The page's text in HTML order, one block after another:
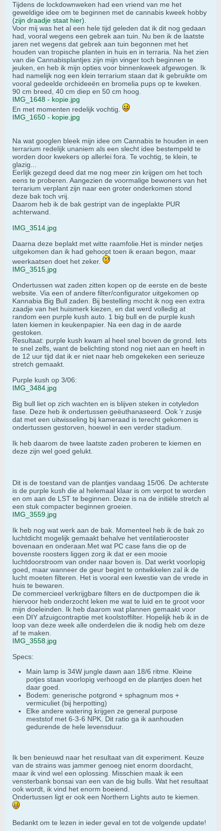
Tijdens de lockdownweken had een vriend van me het
geweldige idee om te beginnen met de cannabis kweek hobby
(zijn draadje staat hier)
Voor mij was het al een hele tijd geleden dat ik dit nog gedaan
had, vooral wegens een gebrek aan tuin. Nu ben ik de laatste
jaren net wegens dat gebrek aan tuin begonnen met het
houden van tropische planten in huis en in terraria. Na het zien
van die Cannabisplantjes zijn mijn vinger toch beginnen te
jeuken, en heb ik mijn opties voor binnenkweek afgewogen. Ik
had namelijk nog een klein terrarium staan dat ik gebruikte om
vooral gedeelde orchideeën en bromelia pups op te kweken.
90 cm breed, 40 cm diep en 50 cm hoog.
IMG_1648 - kopie.jpg
En met momenten redelijk vochtig.
IMG_1650 - kopie.jpg
Na wat googlen bleek mijn idee om Cannabis te houden in een
terrarium redelijk unaniem als een slecht idee bestempeld te
worden door kwekers op allerlei fora. Te vochtig, te klein, te
glazig...
Eerlijk gezegd deed dat me nog meer zin krijgen om het toch
eens te proberen. Aangezien de voormalige bewoners van het
terrarium verplant zijn naar een groter onderkomen stond
deze bak toch vrij.
Daarom heb ik de bak gestript van de ingeplakte PUR
achterwand.
IMG_3514.jpg
Daarna deze beplakt met witte raamfolie.Het is minder netjes
uitgekomen dan ik had gehoopt toen ik eraan begon, maar
weerkaatsen doet het zeker.
IMG_3515.jpg
Ondertussen wat zaden zitten kopen op de eerste en de beste
website. Via een of andere filter/configurator uitgekomen op
Kannabia Big Bull zaden. Bij bestelling mocht ik nog een extra
zaadje van het huismerk kiezen, en dat werd volledig at
random een purple kush auto. 1 big bull en de purple kush
laten kiemen in keukenpapier. Na een dag in de aarde
gestoken.
Resultaat: purple kush kwam al heel snel boven de grond. Iets
te snel zelfs, want de belichting stond nog niet aan en heeft in
de 12 uur tijd dat ik er niet naar heb omgekeken een serieuze
stretch gemaakt.
Purple kush op 3/06:
IMG_3484.jpg
Big bull liet op zich wachten en is blijven steken in cotyledon
fase. Deze heb ik ondertussen geëuthanaseerd. Ook 'r zusje
dat met een uitwisseling bij kameraad is terecht gekomen is
ondertussen gestorven, hoewel in een verder stadium.
Ik heb daarom de twee laatste zaden proberen te kiemen en
deze zijn wel goed gelukt.
Dit is de toestand van de plantjes vandaag 15/06. De achterste
is de purple kush die al helemaal klaar is om verpot te worden
en om aan de LST te beginnen. Deze is na de initiële stretch al
een stuk compacter beginnen groeien.
IMG_3559.jpg
Ik heb nog wat werk aan de bak. Momenteel heb ik de bak zo
luchtdicht mogelijk gemaakt behalve het ventilatierooster
bovenaan en onderaan.Met wat PC case fans die op de
bovenste roosters liggen zorg ik dat er een mooie
luchtdoorstroom van onder naar boven is. Dat werkt voorlopig
goed, maar wanneer de geur begint te ontwikkelen zal ik de
lucht moeten filteren. Het is vooral een kwestie van de vrede in
huis te bewaren.
De commercieel verkrijgbare filters en de ductpompen die ik
hiervoor heb onderzocht leken me wat te luid en te groot voor
mijn doeleinden. Ik heb daarom wat plannen gemaakt voor
een DIY afzuigcontraptie met koolstoffilter. Hopelijk heb ik in de
loop van deze week alle onderdelen die ik nodig heb om deze
af te maken.
IMG_3558.jpg
Specs:
Main lamp is 34W jungle dawn aan 18/6 ritme. Kleine
potjes staan voorlopig verhoogd en de plantjes doen het
daar goed.
Bodem: generische potgrond + sphagnum mos +
vermiculiet (bij herpotting)
Elke andere watering krijgen ze general purpose
meststof met 6-3-6 NPK. Dit ratio ga ik aanhouden
gedurende de hele levensduur.
Ik ben benieuwd naar het resultaat van dit experiment. Keuze
van de strains was jammer genoeg niet enorm doordacht,
maar ik vind wel een oplossing. Misschien maak ik een
vensterbank bonsai van een van de big bulls. Wat het resultaat
ook wordt, ik vind het enorm boeiend.
Ondertussen ligt er ook een Northern Lights auto te kiemen.
Bedankt om te lezen in ieder geval en tot de volgende update!